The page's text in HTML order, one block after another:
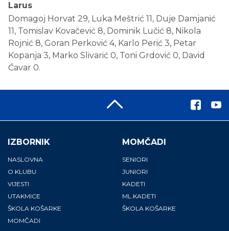
Larus
Domagoj Horvat 29, Luka Meštrić 11, Duje Damjanić
11, Tomislav Kovačević 8, Dominik Lučić 8, Nikola
Rojnić 8, Goran Perković 4, Karlo Perić 3, Petar
Kopanja 3, Marko Slivarić 0, Toni Grdović 0, David
Ćavar 0.
IZBORNIK
NASLOVNA
O KLUBU
VIJESTI
UTAKMICE
ŠKOLA KOŠARKE
MOMČADI
MOMČADI
SENIORI
JUNIORI
KADETI
ML.KADETI
ŠKOLA KOŠARKE